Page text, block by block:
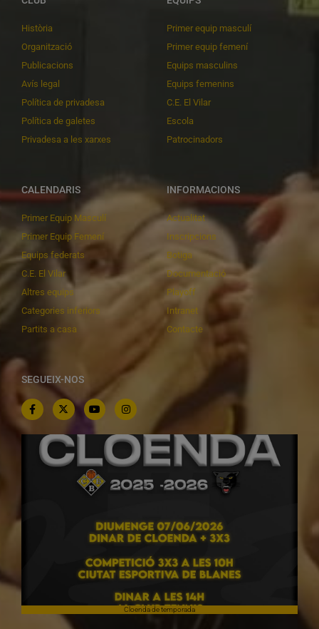
Història
Organització
Publicacions
Avís legal
Política de privadesa
Política de galetes
Privadesa a les xarxes
Primer equip masculí
Primer equip femení
Equips masculins
Equips femenins
C.E. El Vilar
Escola
Patrocinadors
CALENDARIS
Primer Equip Masculí
Primer Equip Femení
Equips federats
C.E. El Vilar
Altres equips
Categories inferiors
Partits a casa
INFORMACIONS
Actualitat
Inscripcions
Botiga
Documentació
Playoff
Intranet
Contacte
SEGUEIX-NOS
Cloenda de temporada